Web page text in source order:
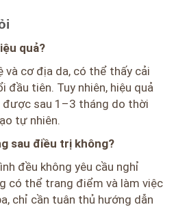
quả?
và cơ địa da, có thể thấy cải
đầu tiên. Tuy nhiên, hiệu quả
sau 1–3 tháng do thời
tự nhiên.
sau điều trị không?
đều không yêu cầu nghỉ
có thể trang điểm và làm việc
chỉ cần tuân thủ hướng dẫn